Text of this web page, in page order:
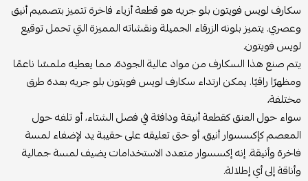
سكارف لويس فويتون بلو جريه هو قطعة أزياء فاخرة تتميز بتصميم أنيق
وعصري. يتميز بلونه الزرقاء الجميلة ونقشاته المميزة التي تحمل توقيع
لويس فويتون.
يتم صنع هذا السكارف من مواد عالية الجودة، مما يعطيه ملمسًا ناعمًا
ومظهرًا راقيًا. يمكن ارتداء سكارف لويس فويتون بلو جريه بعدة طرق
مختلفة،
سواء حول العنق كقطعة أنيقة ودافئة في فصل الشتاء، أو تلفه حول
المعصم كإكسسوار أنيق، أو حتى تعليقه على حقيبة يد لإضفاء لمسة
فاخرة وأنيقة. إنه إكسسوار متعدد الاستخدامات يضيف لمسة جمالية
وأناقة إلى أي إطلالة.